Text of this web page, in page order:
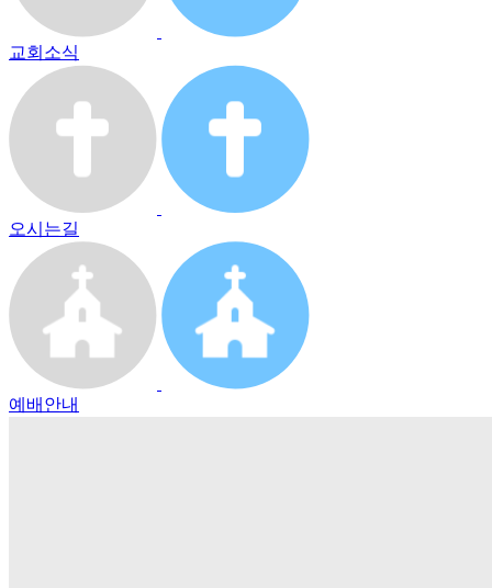
교회소식
오시는길
예배안내